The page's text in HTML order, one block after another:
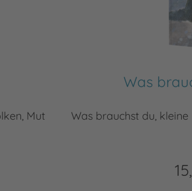
Mut
Was
Was brauchst du,